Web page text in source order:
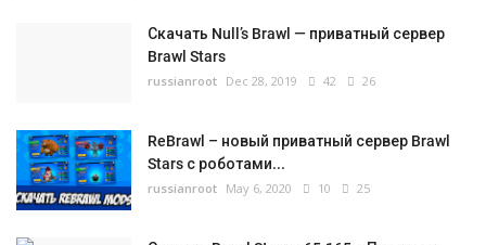
Скачать Null’s Brawl — приватный сервер
Brawl Stars
russianroot Dec 28, 2019 42 26
ReBrawl – новый приватный сервер Brawl
Stars с роботами...
russianroot May 6, 2020 10 25